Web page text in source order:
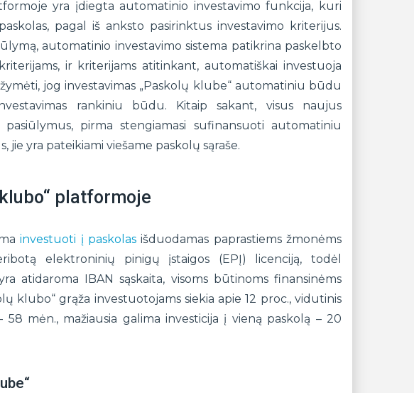
yra įdiegta automatinio investavimo funkcija, kuri
pagal iš anksto pasirinktus investavimo kriterijus.
automatinio investavimo sistema patikrina paskelbto
ir kriterijams atitinkant, automatiškai investuoja
jog investavimas „Paskolų klube“ automatiniu būdu
rankiniu būdu. Kitaip sakant, visus naujus
pirma stengiamasi sufinansuoti automatiniu
yra pateikiami viešame paskolų sąraše.
platformoje
investuoti į paskolas išduodamas paprastiems žmonėms
elektroninių pinigų įstaigos (EPĮ) licenciją, todėl
atidaroma IBAN sąskaita, visoms būtinoms finansinėms
klubo“ grąža investuotojams siekia apie 12 proc., vidutinis
mėn., mažiausia galima investicija į vieną paskolą – 20